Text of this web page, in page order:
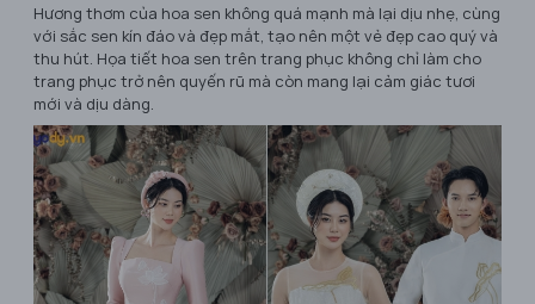
Hương thơm của hoa sen không quá mạnh mà lại dịu nhẹ, cùng
với sắc sen kín đáo và đẹp mắt, tạo nên một vẻ đẹp cao quý và
thu hút. Họa tiết hoa sen trên trang phục không chỉ làm cho
trang phục trở nên quyến rũ mà còn mang lại cảm giác tươi
mới và dịu dàng.